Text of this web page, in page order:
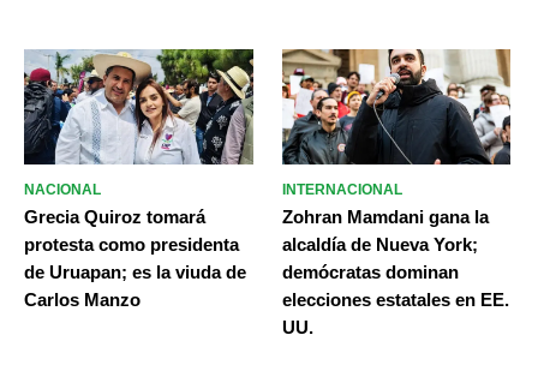
NACIONAL
Grecia Quiroz tomará
protesta como presidenta
de Uruapan; es la viuda de
Carlos Manzo
INTERNACIONAL
Zohran Mamdani gana la
alcaldía de Nueva York;
demócratas dominan
elecciones estatales en EE.
UU.